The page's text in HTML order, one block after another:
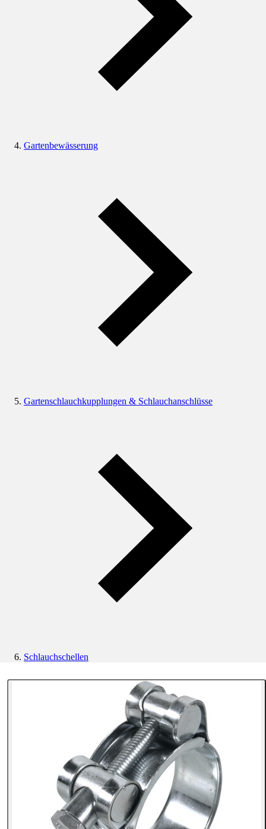
Gartenbewässerung
Gartenschlauchkupplungen & Schlauchanschlüsse
Schlauchschellen